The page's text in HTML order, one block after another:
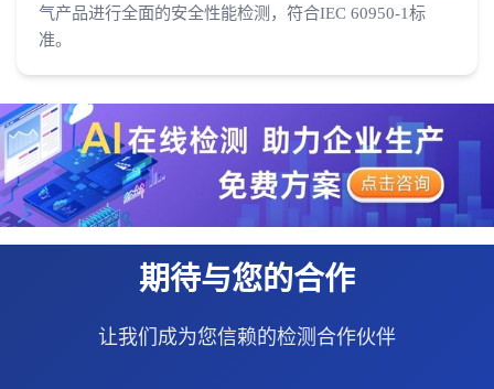
气产品进行全面的安全性能检测，符合IEC 60950-1标
准。
期待与您的合作
让我们成为您信赖的检测合作伙伴